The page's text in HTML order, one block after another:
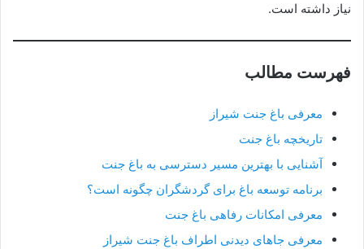
نیاز داشته است.
فهرست مطالب
معرفی باغ جنت شیراز
تاریخچه باغ جنت
آشنایی با بهترین مسیر دسترسی به باغ جنت
برنامه توسعه باغ برای گردشگران چگونه است؟
معرفی امکانات رفاهی باغ جنت
معرفی جاهای دیدنی اطراف باغ جنت شیراز